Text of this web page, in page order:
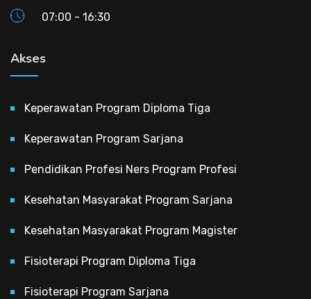
07:00 - 16:30
Akses
Keperawatan Program Diploma Tiga
Keperawatan Program Sarjana
Pendidikan Profesi Ners Program Profesi
Kesehatan Masyarakat Program Sarjana
Kesehatan Masyarakat Program Magister
Fisioterapi Program Diploma Tiga
Fisioterapi Program Sarjana